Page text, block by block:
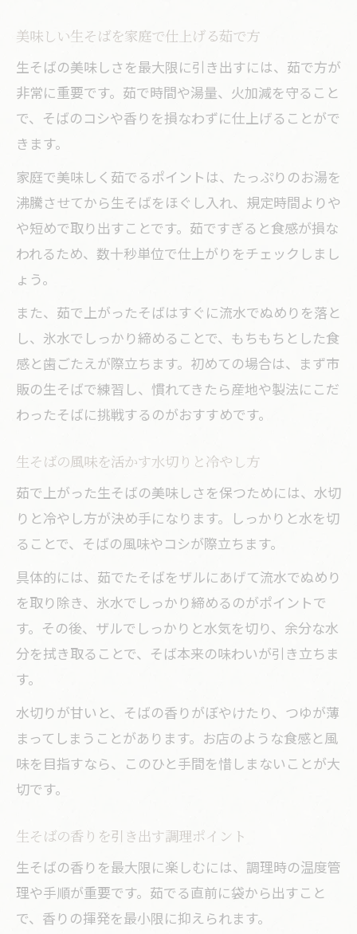
ト
生そばの鮮度と香りを確かめる方法
スーパーの生そばでプロの味を再現する
コツ
乾麺と比較する生そばの魅力と違いに迫る
乾麺と生そばの食感と香りを徹底比較
生そばが持つ独自の風味とその理由
乾麺にはない生そばの美味しさの秘密
生そば派・乾麺派の特徴と選び方ガイド
お取り寄せ生そばを家で美味しく味わう方法
お取り寄せ生そばランキングの活用術
生そばを美味しく茹でる調理のコツ
ト
家庭で味わう本格生そばの再現方法
美味しい生そばを家族で楽しむ工夫とは
美味しい生そばを家庭で仕上げる茹で方
生そばの美味しさを最大限に引き出すには、茹で方が
非常に重要です。茹で時間や湯量、火加減を守ること
で、そばのコシや香りを損なわずに仕上げることがで
きます。
家庭で美味しく茹でるポイントは、たっぷりのお湯を
沸騰させてから生そばをほぐし入れ、規定時間よりや
や短めで取り出すことです。茹ですぎると食感が損な
われるため、数十秒単位で仕上がりをチェックしまし
ょう。
また、茹で上がったそばはすぐに流水でぬめりを落と
し、氷水でしっかり締めることで、もちもちとした食
感と歯ごたえが際立ちます。初めての場合は、まず市
販の生そばで練習し、慣れてきたら産地や製法にこだ
わったそばに挑戦するのがおすすめです。
生そばの風味を活かす水切りと冷やし方
茹で上がった生そばの美味しさを保つためには、水切
りと冷やし方が決め手になります。しっかりと水を切
ることで、そばの風味やコシが際立ちます。
具体的には、茹でたそばをザルにあげて流水でぬめり
を取り除き、氷水でしっかり締めるのがポイントで
す。その後、ザルでしっかりと水気を切り、余分な水
分を拭き取ることで、そば本来の味わいが引き立ちま
す。
水切りが甘いと、そばの香りがぼやけたり、つゆが薄
まってしまうことがあります。お店のような食感と風
味を目指すなら、このひと手間を惜しまないことが大
切です。
生そばの香りを引き出す調理ポイント
生そばの香りを最大限に楽しむには、調理時の温度管
理や手順が重要です。茹でる直前に袋から出すこと
で、香りの揮発を最小限に抑えられます。